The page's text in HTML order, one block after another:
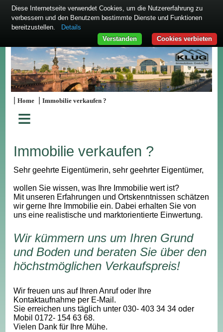
|Home |Immobilie verkaufen ?
≡
Immobilie verkaufen ?
Sehr geehrte Eigentümerin, sehr geehrter Eigentümer,
wollen Sie wissen, was Ihre Immobilie wert ist?
Mit unseren Erfahrungen und Ortskenntnissen schätzen
wir gerne Ihre Immobilie ein. Dabei erhalten Sie von
uns eine realistische und marktorientierte Einwertung.
Wir kümmern uns um Ihren Grund
und Boden und beraten Sie über den
höchstmöglichen Verkaufspreis!
Wir freuen uns auf Ihren Anruf oder Ihre
Kontaktaufnahme per E-Mail.
Sie erreichen uns täglich unter 030- 403 34 34 oder
Mobil 0172- 154 63 68.
Vielen Dank für Ihre Mühe.
Diese Internetseite verwendet Cookies, um die Nutzererfahrung zu
verbessern und den Benutzern bestimmte Dienste und Funktionen
bereitzustellen.
Details
Cookies verbieten
Verstanden